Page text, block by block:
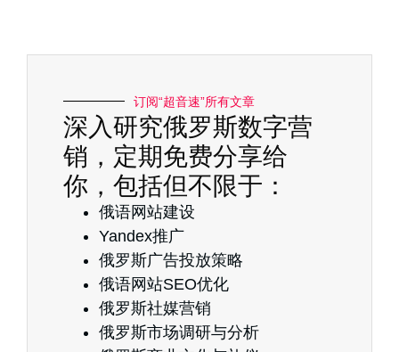
订阅“超音速”所有文章
深入研究俄罗斯数字营
销，定期免费分享给
你，包括但不限于：
俄语网站建设
Yandex推广
俄罗斯广告投放策略
俄语网站SEO优化
俄罗斯社媒营销
俄罗斯市场调研与分析